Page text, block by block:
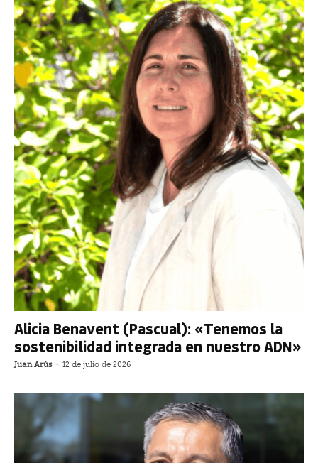
Alicia Benavent (Pascual): «Tenemos la
sostenibilidad integrada en nuestro ADN»
Juan Arús - 12 de julio de 2026